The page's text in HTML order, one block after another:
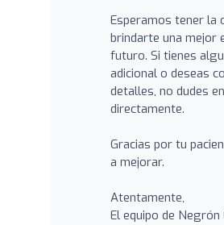
Esperamos tener la
brindarte una mejor
futuro. Si tienes
adicional o deseas
detalles, no dudes
directamente.
Gracias por tu
a mejorar.
Atentamente,
El equipo de Negrón